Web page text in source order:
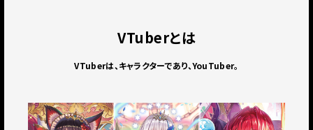
VTuberとは
VTuberは、キャラクターであり、YouTuber。